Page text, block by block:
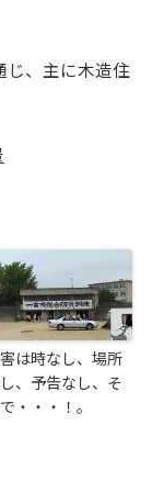
じ、主に木造住
は時なし、場所
、予告なし、そ
・・・！。